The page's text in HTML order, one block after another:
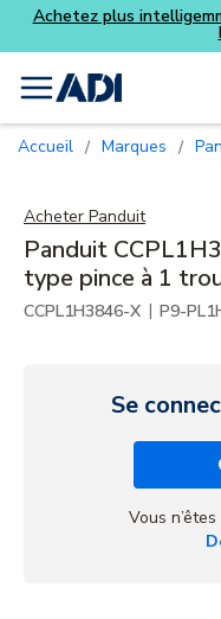
davantage avec les
menu
Accueil / Marques /
Acheter Panduit
Panduit
type pince à 1
CCPL1H3846-X | P9-
Se
Vous